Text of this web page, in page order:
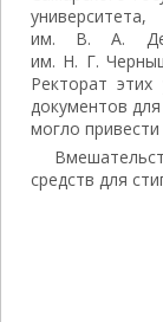
им. В. А.
им. Н. Г.
Ректорат
документов
могло
средств для